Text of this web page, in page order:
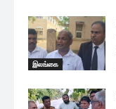
இலங்கை